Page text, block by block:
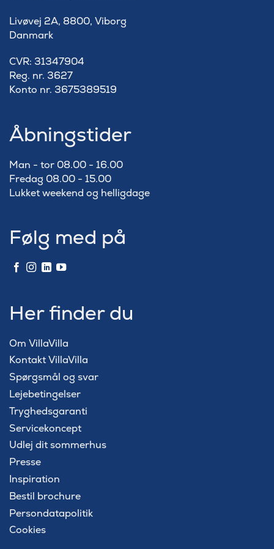
Livøvej 2A, 8800, Viborg
Danmark
​CVR: 31347904
Reg. nr. 3627
Konto nr. 3675389519
Åbningstider
Man - tor 08.00 - 16.00
Fredag 08.00 - 15.00
Lukket weekend og helligdage
Følg med på
Her finder du
Om VillaVilla
Kontakt VillaVilla
Spørgsmål og svar
Lejebetingelser
Tryghedsgaranti
Servicekoncept
Udlej dit sommerhus
Presse
Inspiration
Bestil brochure
Persondatapolitik
Cookies